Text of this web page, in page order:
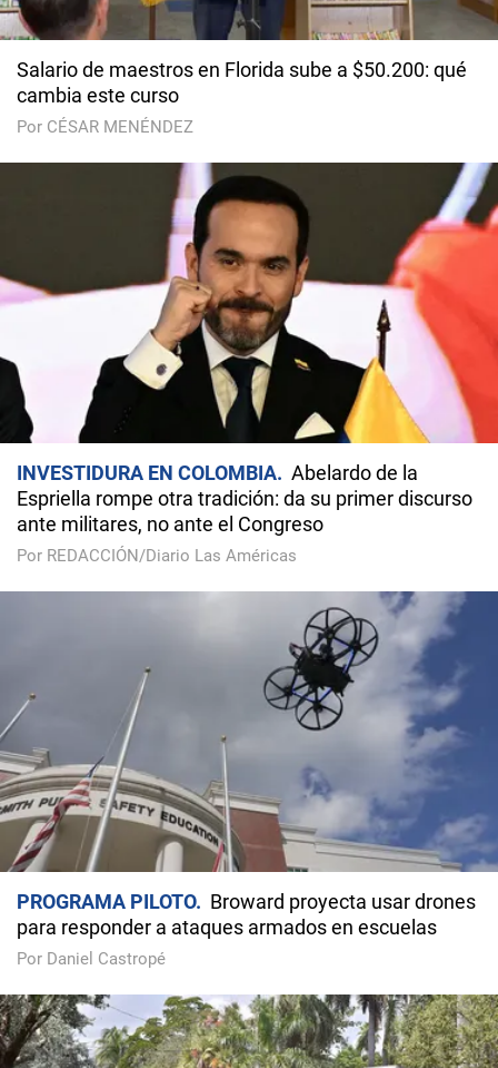
Salario de maestros en Florida sube a $50.200: qué
cambia este curso
Por CÉSAR MENÉNDEZ
INVESTIDURA EN COLOMBIA
Abelardo de la
Espriella rompe otra tradición: da su primer discurso
ante militares, no ante el Congreso
Por REDACCIÓN/Diario Las Américas
PROGRAMA PILOTO
Broward proyecta usar drones
para responder a ataques armados en escuelas
Por Daniel Castropé